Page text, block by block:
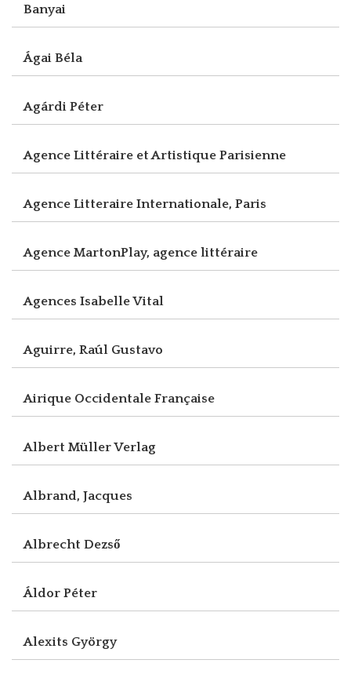
Banyai
Ágai Béla
Agárdi Péter
Agence Littéraire et Artistique Parisienne
Agence Litteraire Internationale, Paris
Agence MartonPlay, agence littéraire
Agences Isabelle Vital
Aguirre, Raúl Gustavo
Airique Occidentale Française
Albert Müller Verlag
Albrand, Jacques
Albrecht Dezső
Áldor Péter
Alexits György